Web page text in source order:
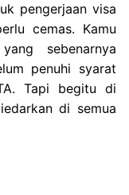
pengerjaan visa
cemas. Kamu
sebenarnya
penuhi syarat
Tapi begitu di
di semua